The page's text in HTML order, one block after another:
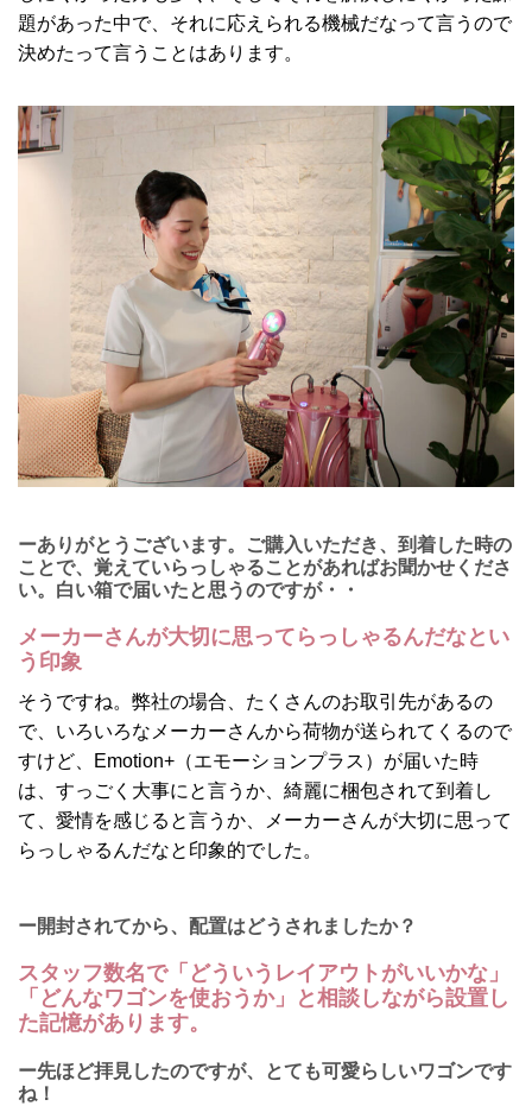
題があった中で、それに応えられる機械だなって言うので
決めたって言うことはあります。
ーありがとうございます。ご購入いただき、到着した時の
ことで、覚えていらっしゃることがあればお聞かせくださ
い。白い箱で届いたと思うのですが・・
メーカーさんが大切に思ってらっしゃるんだなとい
う印象
そうですね。弊社の場合、たくさんのお取引先があるの
で、いろいろなメーカーさんから荷物が送られてくるので
すけど、Emotion+（エモーションプラス）が届いた時
は、すっごく大事にと言うか、綺麗に梱包されて到着し
て、愛情を感じると言うか、メーカーさんが大切に思って
らっしゃるんだなと印象的でした。
ー開封されてから、配置はどうされましたか？
スタッフ数名で「どういうレイアウトがいいかな」
「どんなワゴンを使おうか」と相談しながら設置し
た記憶があります。
ー先ほど拝見したのですが、とても可愛らしいワゴンです
ね！